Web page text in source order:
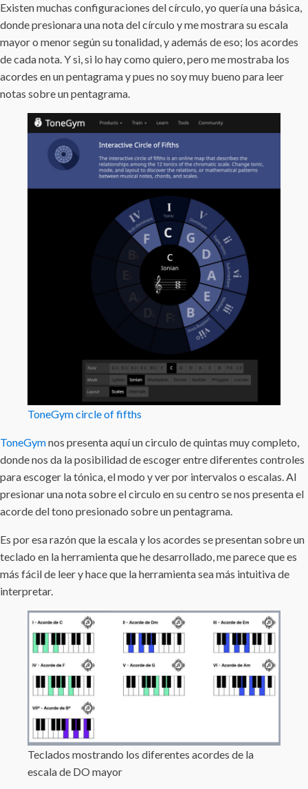
Existen muchas configuraciones del círculo, yo quería una básica,
donde presionara una nota del círculo y me mostrara su escala
mayor o menor según su tonalidad, y además de eso; los acordes
de cada nota. Y si, si lo hay como quiero, pero me mostraba los
acordes en un pentagrama y pues no soy muy bueno para leer
notas sobre un pentagrama.
ToneGym circle of fifths
ToneGymnos presenta aquí un circulo de quintas muy completo,
donde nos da la posibilidad de escoger entre diferentes controles
para escoger la tónica, el modo y ver por intervalos o escalas. Al
presionar una nota sobre el circulo en su centro se nos presenta el
acorde del tono presionado sobre un pentagrama.
Es por esa razón que la escala y los acordes se presentan sobre un
teclado en la herramienta que he desarrollado, me parece que es
más fácil de leer y hace que la herramienta sea más intuitiva de
interpretar.
Teclados mostrando los diferentes acordes de la
escala de DO mayor